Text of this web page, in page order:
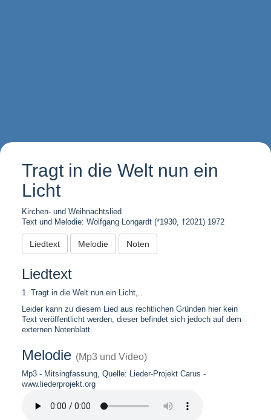
Tragt in die Welt nun ein
Licht
Kirchen- und Weihnachtslied
Text und Melodie: Wolfgang Longardt (*1930, †2021) 1972
Liedtext Melodie Noten
Liedtext
1. Tragt in die Welt nun ein Licht,..
Leider kann zu diesem Lied aus rechtlichen Gründen hier kein
Text veröffentlicht werden, dieser befindet sich jedoch auf dem
externen Notenblatt.
Melodie (Mp3 und Video)
Mp3 - Mitsingfassung, Quelle: Lieder-Projekt Carus -
www.liederprojekt.org